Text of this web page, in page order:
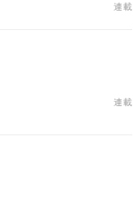
連載
連載